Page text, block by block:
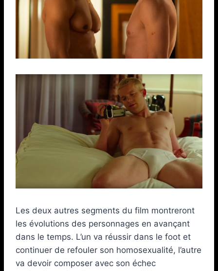
Les deux autres segments du film montreront
les évolutions des personnages en avançant
dans le temps. L’un va réussir dans le foot et
continuer de refouler son homosexualité, l’autre
va devoir composer avec son échec